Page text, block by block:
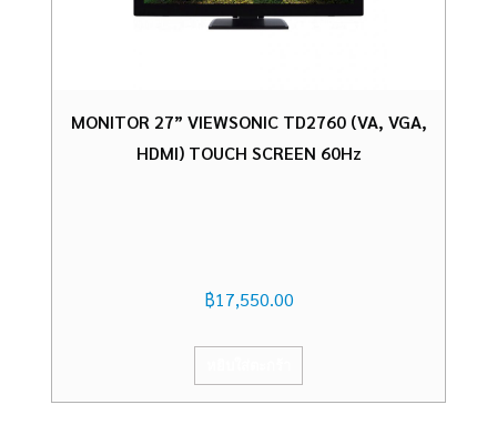
MONITOR 27” VIEWSONIC TD2760 (VA, VGA,
HDMI) TOUCH SCREEN 60Hz
฿17,550.00